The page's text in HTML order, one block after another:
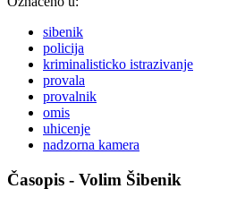
sibenik
policija
kriminalisticko istrazivanje
provala
provalnik
omis
uhicenje
nadzorna kamera
Časopis - Volim Šibenik